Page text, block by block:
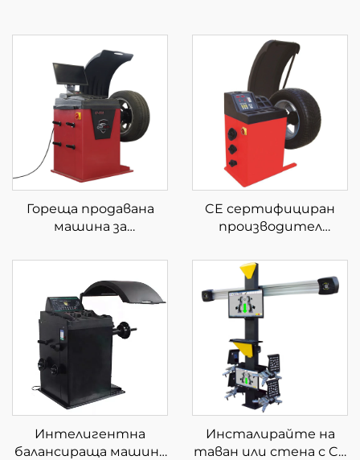
Гореща продавана
машина за
фабричните цени с
лазерен LCD екран и
лек автоматичен
балансьор на колела
CE сертифициран
производител
евтин балансьор за
гуми
Интелигентна
балансираща машина
Инсталирайте на
таван или стена с CE